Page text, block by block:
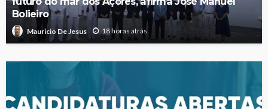
Bolieiro
Mauricio De Jesus 18 horas atrás